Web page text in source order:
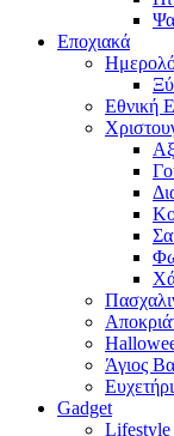
Εποχιακά
Εθνική
Άγιος
Gadget